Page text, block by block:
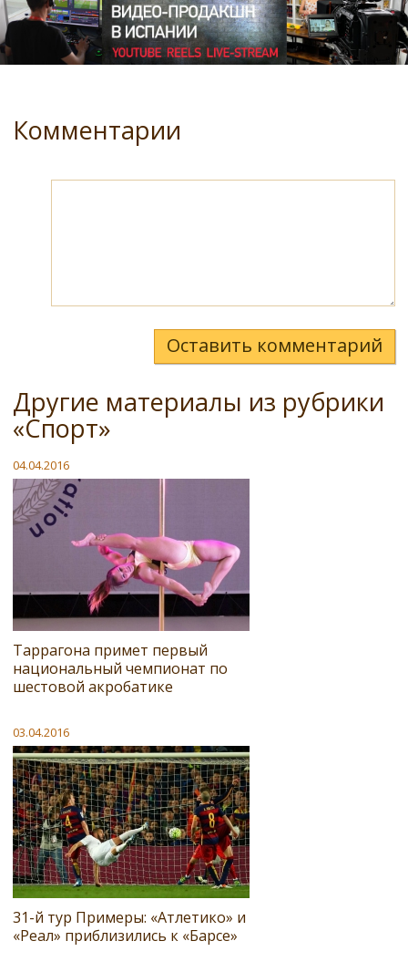
Комментарии
Оставить комментарий
Другие материалы из рубрики
«Спорт»
04.04.2016
Таррагона примет первый
национальный чемпионат по
шестовой акробатике
03.04.2016
31-й тур Примеры: «Атлетико» и
«Реал» приблизились к «Барсе»